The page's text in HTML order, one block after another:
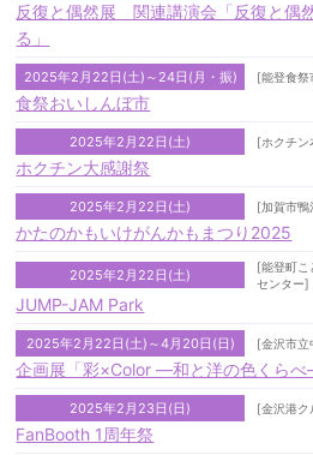
反復と偶然展 関連講演会「反復と偶
る」
2025年2月22日(土)～24日(月・振) [能登食祭
食祭おいしんぼ市
2025年2月22日(土) [ホクチン
ホクチン大感謝祭
2025年2月22日(土) [加賀市鴨
かたのかもいけがんかもまつり2025
2025年2月22日(土)
[能登町こ
センター]
JUMP-JAM Park
2025年2月22日(土)～4月20日(日) [金沢市立
企画展「彩×Color ―和と洋の色くらべ
2025年2月23日(日) [金沢港ク
FanBooth 1周年祭